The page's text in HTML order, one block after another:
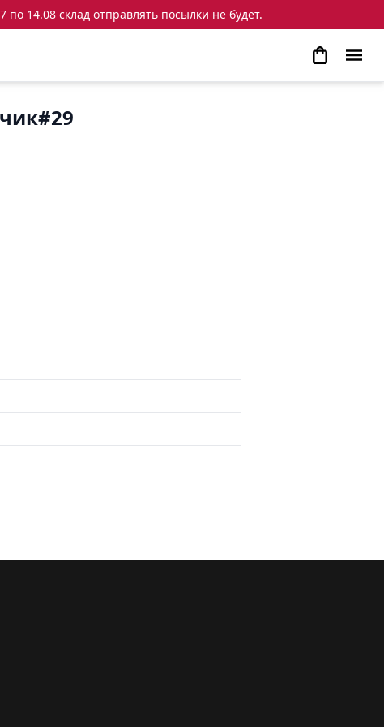
14.08 склад отправлять посылки не будет.